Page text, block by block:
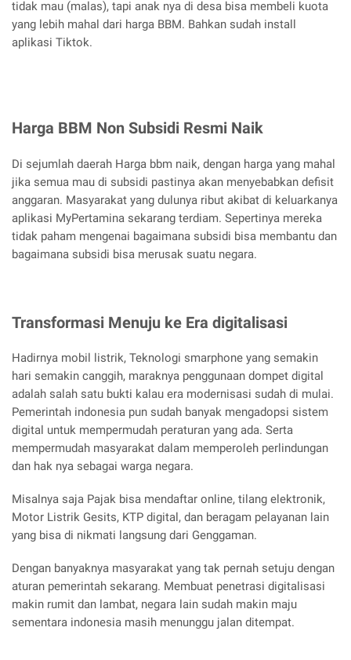
tidak mau (malas), tapi anak nya di desa bisa membeli kuota
yang lebih mahal dari harga BBM. Bahkan sudah install
aplikasi Tiktok.
Harga BBM Non Subsidi Resmi Naik
Di sejumlah daerah Harga bbm naik, dengan harga yang mahal
jika semua mau di subsidi pastinya akan menyebabkan defisit
anggaran. Masyarakat yang dulunya ribut akibat di keluarkanya
aplikasi MyPertamina sekarang terdiam. Sepertinya mereka
tidak paham mengenai bagaimana subsidi bisa membantu dan
bagaimana subsidi bisa merusak suatu negara.
Transformasi Menuju ke Era digitalisasi
Hadirnya mobil listrik, Teknologi smarphone yang semakin
hari semakin canggih, maraknya penggunaan dompet digital
adalah salah satu bukti kalau era modernisasi sudah di mulai.
Pemerintah indonesia pun sudah banyak mengadopsi sistem
digital untuk mempermudah peraturan yang ada. Serta
mempermudah masyarakat dalam memperoleh perlindungan
dan hak nya sebagai warga negara.
Misalnya saja Pajak bisa mendaftar online, tilang elektronik,
Motor Listrik Gesits, KTP digital, dan beragam pelayanan lain
yang bisa di nikmati langsung dari Genggaman.
Dengan banyaknya masyarakat yang tak pernah setuju dengan
aturan pemerintah sekarang. Membuat penetrasi digitalisasi
makin rumit dan lambat, negara lain sudah makin maju
sementara indonesia masih menunggu jalan ditempat.